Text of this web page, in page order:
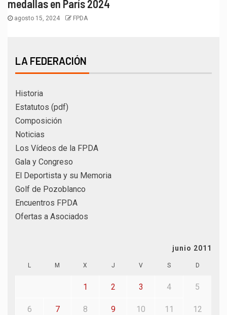
medallas en París 2024
agosto 15, 2024 FPDA
LA FEDERACIÓN
Historia
Estatutos (pdf)
Composición
Noticias
Los Vídeos de la FPDA
Gala y Congreso
El Deportista y su Memoria
Golf de Pozoblanco
Encuentros FPDA
Ofertas a Asociados
junio 2011
L M X J V S D
1 2 3 4 5
6 7 8 9 10 11 12